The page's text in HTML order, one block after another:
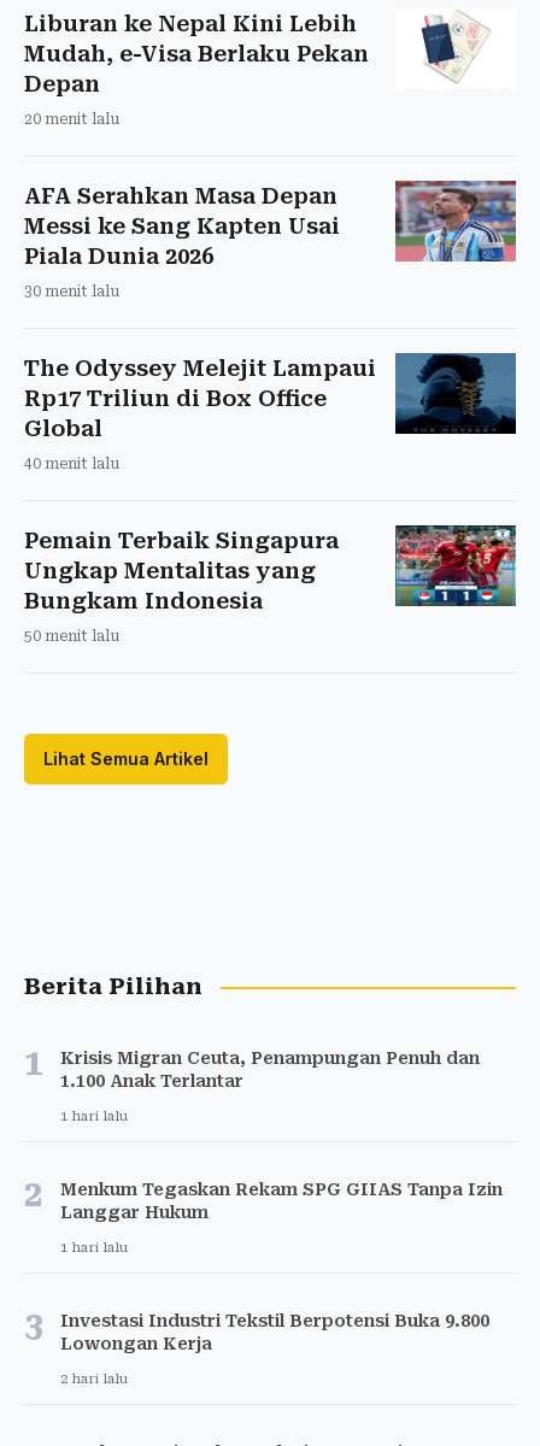
Liburan ke Nepal Kini Lebih
Mudah, e-Visa Berlaku Pekan
Depan
20 menit lalu
AFA Serahkan Masa Depan
Messi ke Sang Kapten Usai
Piala Dunia 2026
30 menit lalu
The Odyssey Melejit Lampaui
Rp17 Triliun di Box Office
Global
40 menit lalu
Pemain Terbaik Singapura
Ungkap Mentalitas yang
Bungkam Indonesia
50 menit lalu
Lihat Semua Artikel
Berita Pilihan
1
Krisis Migran Ceuta, Penampungan Penuh dan
1.100 Anak Terlantar
1 hari lalu
2
Menkum Tegaskan Rekam SPG GIIAS Tanpa Izin
Langgar Hukum
1 hari lalu
3
Investasi Industri Tekstil Berpotensi Buka 9.800
Lowongan Kerja
2 hari lalu